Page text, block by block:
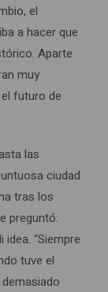
el
a hacer que
Aparte
muy
futuro de
las
ciudad
tras los
preguntó:
“Siempre
tuve el